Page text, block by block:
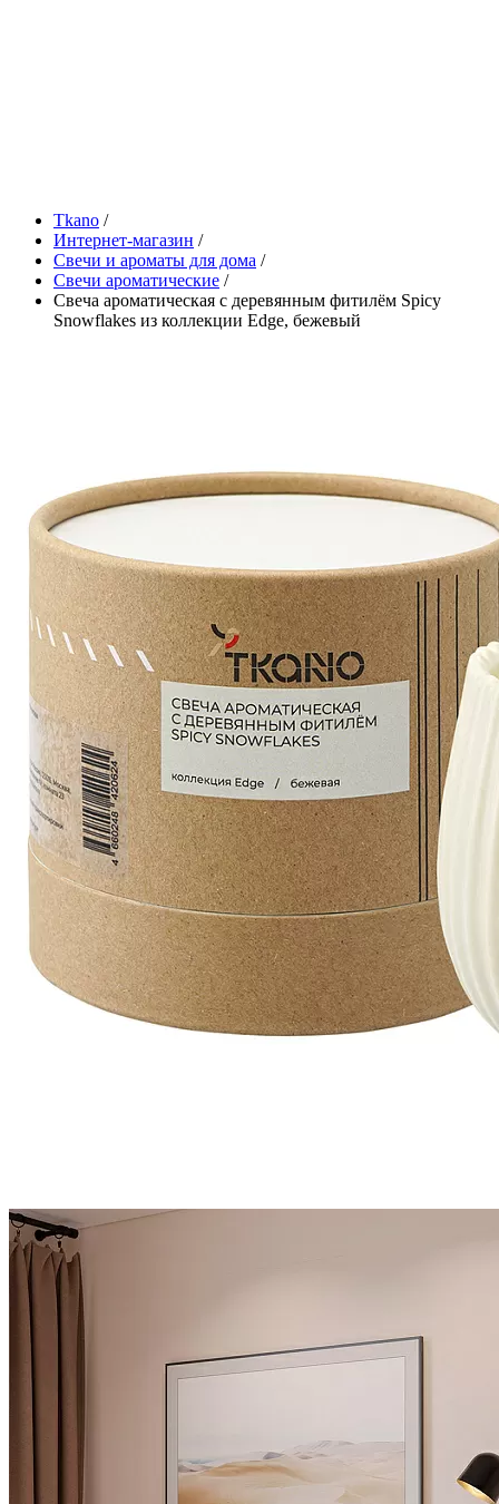
Tkano /
Интернет-магазин /
Свечи и ароматы для дома /
Свечи ароматические /
Свеча ароматическая с деревянным фитилём Spicy
Snowflakes из коллекции Edge, бежевый